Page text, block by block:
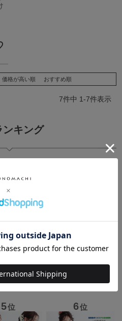
価格が高い順 おすすめ順
7件中 1-7件表示
ンキング